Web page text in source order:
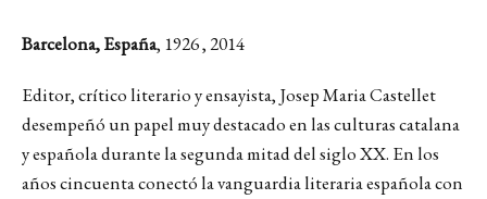
Barcelona, España, 1926 , 2014
Editor, crítico literario y ensayista, Josep Maria Castellet
desempeñó un papel muy destacado en las culturas catalana
y española durante la segunda mitad del siglo XX. En los
años cincuenta conectó la vanguardia literaria española con